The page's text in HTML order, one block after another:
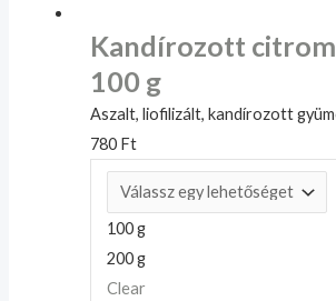
Kandírozott
100 g
Aszalt, liofilizált, kandírozott
780 Ft
100 g
200 g
Clear